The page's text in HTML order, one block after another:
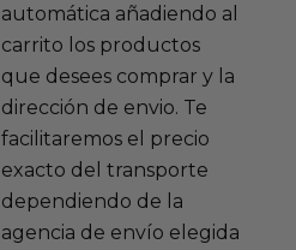
automática añadiendo al
carrito los productos
que desees comprar y la
dirección de envio. Te
facilitaremos el precio
exacto del transporte
dependiendo de la
agencia de envío elegida